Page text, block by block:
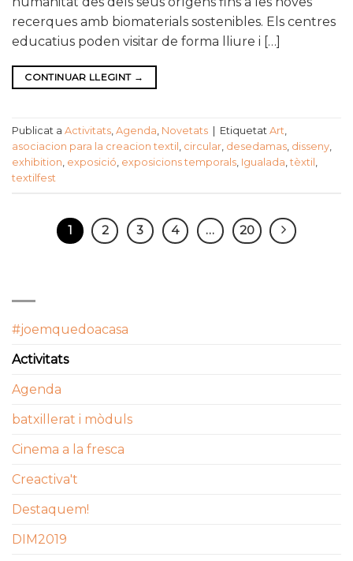
recerques amb biomaterials sostenibles. Els centres
educatius poden visitar de forma lliure i […]
CONTINUAR LLEGINT →
Publicat a Activitats, Agenda, Novetats Etiquetat Art,
asociacion para la creacion textil , circular, desedamas, disseny,
exhibition, exposició, exposicions temporals, Igualada, tèxtil ,
textilfest
1 2 3 4 … 20
#joemquedoacasa
Activitats
Agenda
batxillerat i mòduls
Cinema a la fresca
Creactiva't
Destaquem!
DIM2019